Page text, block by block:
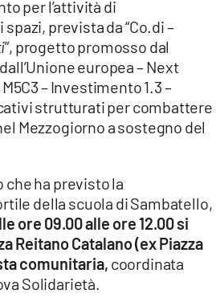
per l’attività di
prevista da “Co.di –
”, progetto promosso dal
europea – Next
– Investimento 1.3 –
strutturati per combattere
Mezzogiorno a sostegno del
che ha previsto la
della scuola di Sambatello,
ore 09.00 alle ore 12.00 si
Reitano Catalano (ex Piazza
comunitaria, coordinata
Solidarietà.